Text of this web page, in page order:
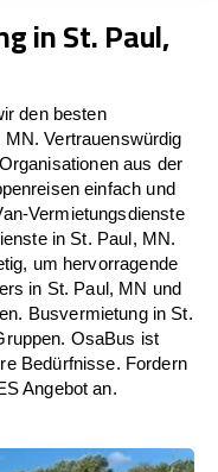
in St. Paul,
den besten
Vertrauenswürdig
aus der
einfach und
Vermietungsdienste
in St. Paul, MN.
um hervorragende
in St. Paul, MN und
Busvermietung in St.
OsaBus ist
Bedürfnisse. Fordern
Angebot an.